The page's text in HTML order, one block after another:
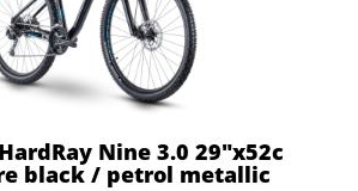
Nine 3.0 29"x52c
black / petrol metallic